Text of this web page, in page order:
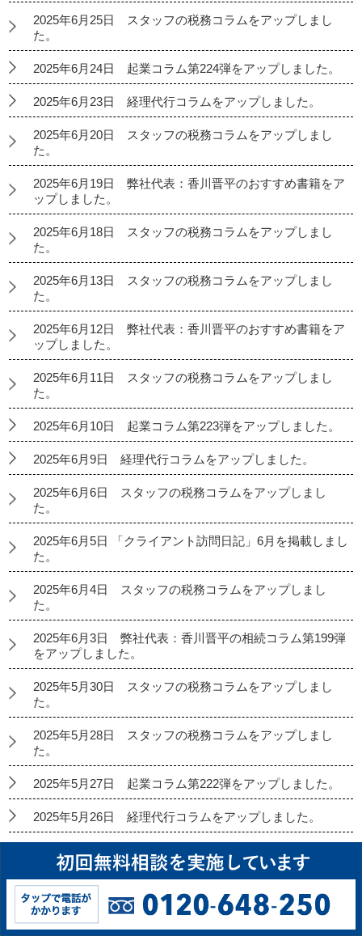
2025年6月25日 スタッフの税務コラムをアップしまし
た。
2025年6月24日 起業コラム第224弾をアップしました。
2025年6月23日 経理代行コラムをアップしました。
2025年6月20日 スタッフの税務コラムをアップしまし
た。
2025年6月19日 弊社代表：香川晋平のおすすめ書籍をア
ップしました。
2025年6月18日 スタッフの税務コラムをアップしまし
た。
2025年6月13日 スタッフの税務コラムをアップしまし
た。
2025年6月12日 弊社代表：香川晋平のおすすめ書籍をア
ップしました。
2025年6月11日 スタッフの税務コラムをアップしまし
た。
2025年6月10日 起業コラム第223弾をアップしました。
2025年6月9日 経理代行コラムをアップしました。
2025年6月6日 スタッフの税務コラムをアップしまし
た。
2025年6月5日 「クライアント訪問日記」6月を掲載しまし
た。
2025年6月4日 スタッフの税務コラムをアップしまし
た。
2025年6月3日 弊社代表：香川晋平の相続コラム第199弾
をアップしました。
2025年5月30日 スタッフの税務コラムをアップしまし
た。
2025年5月28日 スタッフの税務コラムをアップしまし
た。
2025年5月27日 起業コラム第222弾をアップしました。
2025年5月26日 経理代行コラムをアップしました。
た。
2025年5月21日 スタッフの税務コラムをアップしまし
た。